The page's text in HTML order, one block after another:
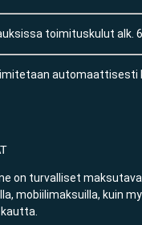
toimituskulut alk.
automaattisesti
on turvalliset
mobiilimaksuilla, kuin